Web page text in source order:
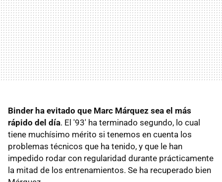
Binder ha evitado que Marc Márquez sea el más
rápido del día. El '93' ha terminado segundo, lo cual
tiene muchísimo mérito si tenemos en cuenta los
problemas técnicos que ha tenido, y que le han
impedido rodar con regularidad durante prácticamente
la mitad de los entrenamientos. Se ha recuperado bien